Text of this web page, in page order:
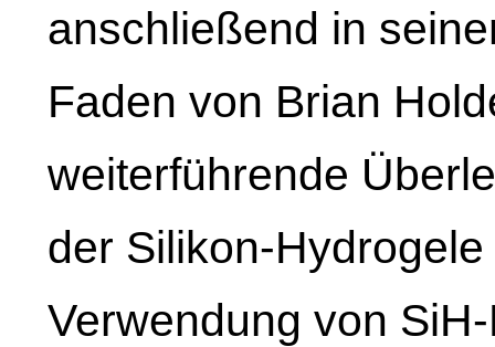
anschließend in
Faden von Brian
weiterführende
der Silikon-
Verwendung von